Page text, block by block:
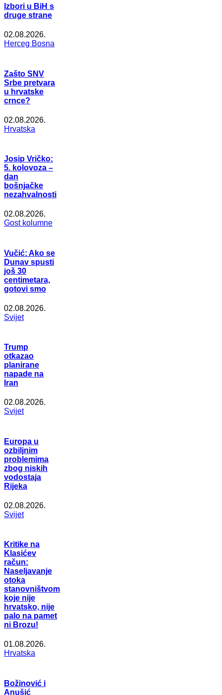
Izbori u BiH s
druge strane
02.08.2026.
Herceg Bosna
Zašto SNV
Srbe pretvara
u hrvatske
crnce?
02.08.2026.
Hrvatska
Josip Vričko:
5. kolovoza –
dan
bošnjačke
nezahvalnosti
02.08.2026.
Gost kolumne
Vučić: Ako se
Dunav spusti
još 30
centimetara,
gotovi smo
02.08.2026.
Svijet
Trump
otkazao
planirane
napade na
Iran
02.08.2026.
Svijet
Europa u
ozbiljnim
problemima
zbog niskih
vodostaja
Rijeka
02.08.2026.
Svijet
Kritike na
Klasićev
račun:
Naseljavanje
otoka
stanovništvom
koje nije
hrvatsko, nije
palo na pamet
ni Brozu!
01.08.2026.
Hrvatska
Božinović i
Anušić